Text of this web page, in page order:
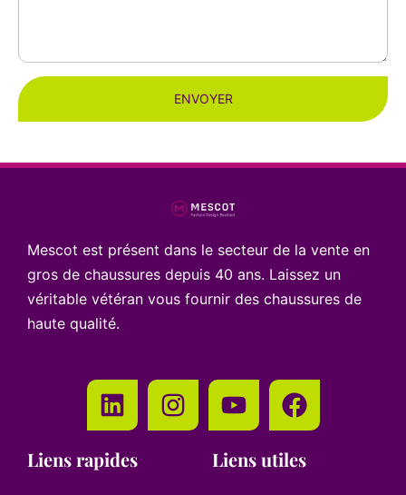
ENVOYER
Mescot est présent dans le secteur de la vente en
gros de chaussures depuis 40 ans. Laissez un
véritable vétéran vous fournir des chaussures de
haute qualité.
Liens rapides Liens utiles